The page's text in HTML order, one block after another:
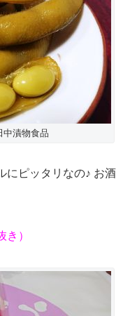
中漬物食品
にピッタリなの♪ お酒
き）